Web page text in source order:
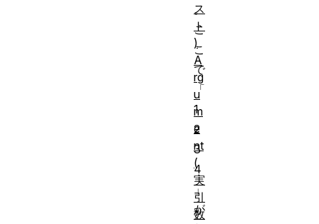
。
こ
こ
で
「
1
2
3
4
」
が
ス
ト
)
A
rg
u
m
e
nt
(
実
引
数